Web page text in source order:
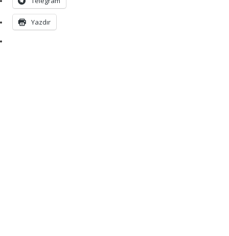
Yazdır